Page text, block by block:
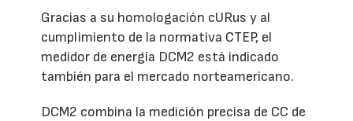
Gracias a su homologación cURus y al
cumplimiento de la normativa CTEP, el
medidor de energía DCM2 está indicado
también para el mercado norteamericano.
DCM2 combina la medición precisa de CC de